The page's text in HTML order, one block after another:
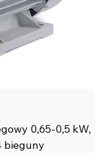
0,65-0,5 kW,
bieguny